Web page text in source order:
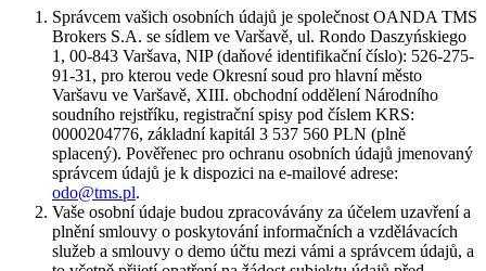
Správcem vašich osobních údajů je společnost OANDA TMS
Brokers S.A. se sídlem ve Varšavě, ul. Rondo Daszyńskiego
1, 00-843 Varšava, NIP (daňové identifikační číslo): 526-275-
91-31, pro kterou vede Okresní soud pro hlavní město
Varšavu ve Varšavě, XIII. obchodní oddělení Národního
soudního rejstříku, registrační spisy pod číslem KRS:
0000204776, základní kapitál 3 537 560 PLN (plně
splacený). Pověřenec pro ochranu osobních údajů jmenovaný
správcem údajů je k dispozici na e-mailové adrese:
odo@tms.pl.
Vaše osobní údaje budou zpracovávány za účelem uzavření a
plnění smlouvy o poskytování informačních a vzdělávacích
služeb a smlouvy o demo účtu mezi vámi a správcem údajů, a